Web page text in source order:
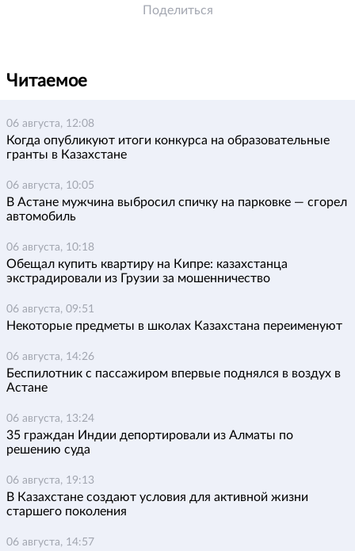
Поделиться
Читаемое
06 августа, 12:08
Когда опубликуют итоги конкурса на образовательные
гранты в Казахстане
06 августа, 10:05
В Астане мужчина выбросил спичку на парковке — сгорел
автомобиль
06 августа, 10:18
Обещал купить квартиру на Кипре: казахстанца
экстрадировали из Грузии за мошенничество
06 августа, 09:51
Некоторые предметы в школах Казахстана переименуют
06 августа, 14:26
Беспилотник с пассажиром впервые поднялся в воздух в
Астане
06 августа, 13:24
35 граждан Индии депортировали из Алматы по
решению суда
06 августа, 19:13
В Казахстане создают условия для активной жизни
старшего поколения
06 августа, 14:57